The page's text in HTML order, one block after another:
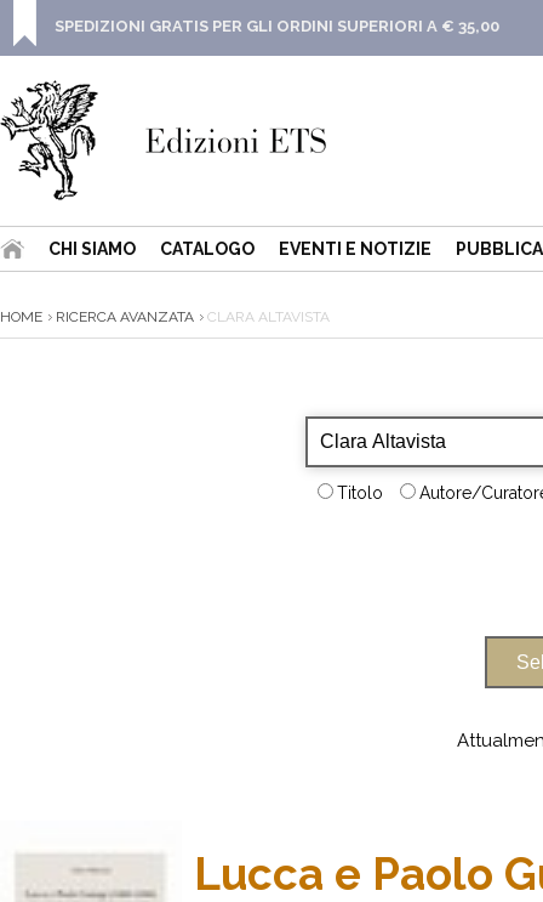
SPEDIZIONI GRATIS PER GLI ORDINI SUPERIORI A € 35,00
CHI SIAMO CATALOGO EVENTI E NOTIZIE
HOME RICERCA AVANZATA CLARA ALTAVISTA
Titolo Autore/
Lucca e Paolo